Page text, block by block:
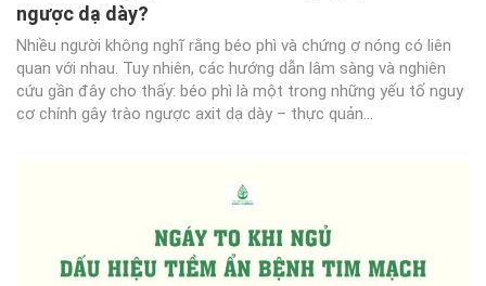
ngược dạ dày?
Nhiều người không nghĩ rằng béo phì và chứng ợ nóng có liên
quan với nhau. Tuy nhiên, các hướng dẫn lâm sàng và nghiên
cứu gần đây cho thấy: béo phì là một trong những yếu tố nguy
cơ chính gây trào ngược axit dạ dày – thực quản...